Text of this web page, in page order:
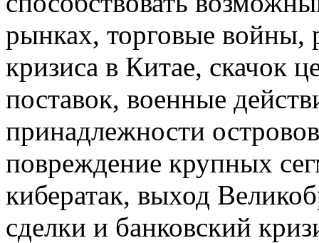
рынках, торговые
кризиса в Китае, скачок
поставок, военные
принадлежности
повреждение крупных
кибератак, выход
сделки и банковский